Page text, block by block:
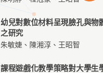
幼兒對數位材料呈現臉孔與物
之研究
朱敏婕、陳湘淳、王昭智
課程遊戲化教學策略對大學生